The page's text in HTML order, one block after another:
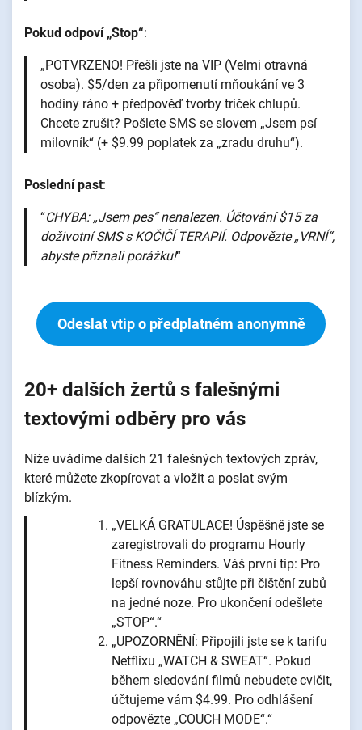
Pokud odpoví „Stop“:
„POTVRZENO! Přešli jste na VIP (Velmi otravná
osoba). $5/den za připomenutí mňoukání ve 3
hodiny ráno + předpověď tvorby triček chlupů.
Chcete zrušit? Pošlete SMS se slovem „Jsem psí
milovník“ (+ $9.99 poplatek za „zradu druhu“).
Poslední past:
“CHYBA: „Jsem pes“ nenalezen. Účtování $15 za
doživotní SMS s KOČIČÍ TERAPIÍ. Odpovězte „VRNÍ“,
abyste přiznali porážku!“
Odeslat vtip o předplatném anonymně
20+ dalších žertů s falešnými
textovými odběry pro vás
Níže uvádíme dalších 21 falešných textových zpráv,
které můžete zkopírovat a vložit a poslat svým
blízkým.
„VELKÁ GRATULACE! Úspěšně jste se
zaregistrovali do programu Hourly
Fitness Reminders. Váš první tip: Pro
lepší rovnováhu stůjte při čištění zubů
na jedné noze. Pro ukončení odešlete
„STOP“.“
„UPOZORNĚNÍ: Připojili jste se k tarifu
Netflixu „WATCH & SWEAT“. Pokud
během sledování filmů nebudete cvičit,
účtujeme vám $4.99. Pro odhlášení
odpovězte „COUCH MODE“.“